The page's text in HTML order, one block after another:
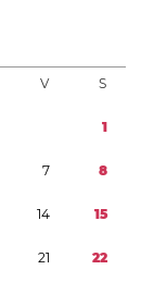
V S
1
7 8
14 15
21 22